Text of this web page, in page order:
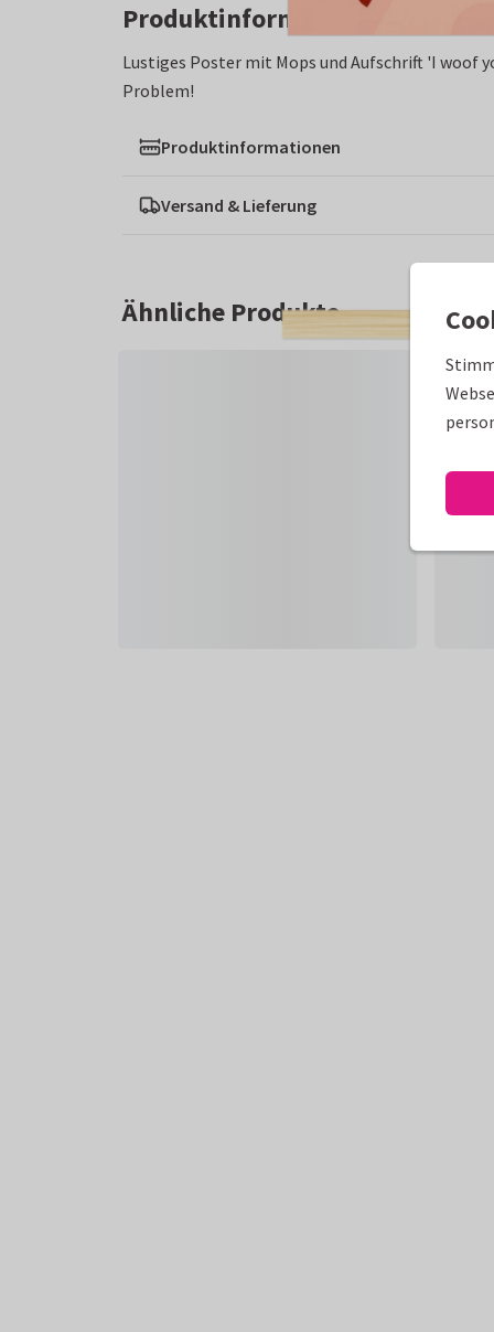
Produktinformation
Lustiges Poster mit Mops und Aufschrift 'I woof
Problem!
Produktinformationen
Versand & Lieferung
Ähnliche Produkte